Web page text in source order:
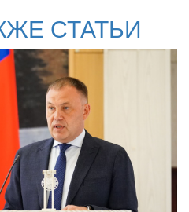
СТАТЬИ